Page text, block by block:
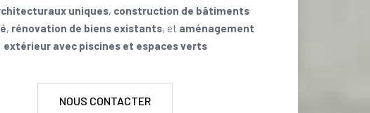
uniques, construction de bâtiments
, rénovation de biens existants, et aménagement
extérieur avec piscines et espaces verts
NOUS CONTACTER